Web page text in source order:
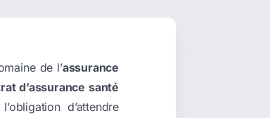
de l’assurance
d’assurance santé
d’attendre